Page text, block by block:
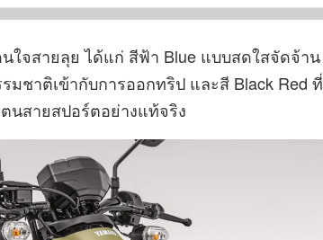
ใจสายลุย ได้แก่ สีฟ้า Blue แบบสดใสจัดจ้าน
มชาติเข้ากับการออกทริป และสี Black Red ที่
นสายสปอร์ตอย่างแท้จริง